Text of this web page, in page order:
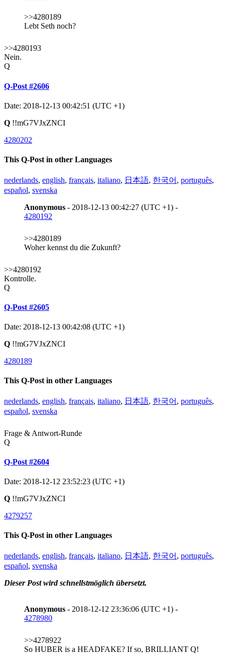
>>4280189
Lebt Seth noch?
>>4280193
Nein.
Q
Q-Post #2606
Date: 2018-12-13 00:42:51 (UTC +1)
Q !!mG7VJxZNCI
4280202
This Q-Post in other Languages
nederlands, english, français, italiano, 日本語, 한국어 , português,
español, svenska
Anonymous - 2018-12-13 00:42:27 (UTC +1) -
4280192
>>4280189
Woher kennst du die Zukunft?
>>4280192
Kontrolle.
Q
Q-Post #2605
Date: 2018-12-13 00:42:08 (UTC +1)
Q !!mG7VJxZNCI
4280189
This Q-Post in other Languages
nederlands, english, français, italiano, 日本語, 한국어 , português,
español, svenska
Frage & Antwort-Runde
Q
Q-Post #2604
Date: 2018-12-12 23:52:23 (UTC +1)
Q !!mG7VJxZNCI
4279257
This Q-Post in other Languages
nederlands, english, français, italiano, 日本語, 한국어 , português,
español, svenska
Dieser Post wird schnellstmöglich übersetzt.
Anonymous - 2018-12-12 23:36:06 (UTC +1) -
4278980
>>4278922
So HUBER is a HEADFAKE? If so, BRILLIANT Q!